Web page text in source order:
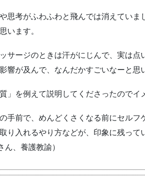
思考がふわふわと飛んでは消えてい
います。
サージのときは汗がにじんで、実は
響が及んで、なんだかすごいなーと思
質」を例えて説明してくださったので
手前で、めんどくさくなる前にセル
り入れるやり方などが、印象に残って
ん、養護教諭）